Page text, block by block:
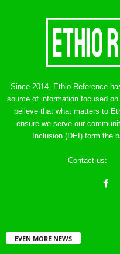
Since 2014, Ethio-Reference
source of information focused
believe that what matters to
ensure we serve our
Inclusion (DEI) form the
Contact us:
EVEN MORE NEWS